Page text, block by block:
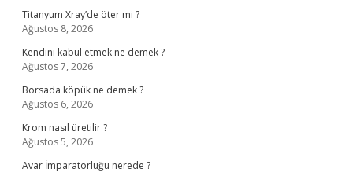
Titanyum Xray’de öter mi ?
Ağustos 8, 2026
Kendini kabul etmek ne demek ?
Ağustos 7, 2026
Borsada köpük ne demek ?
Ağustos 6, 2026
Krom nasıl üretilir ?
Ağustos 5, 2026
Avar İmparatorluğu nerede ?